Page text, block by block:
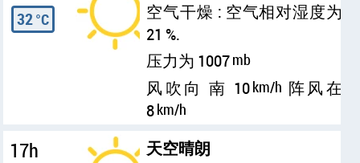
32°C
空气干燥 : 空气相对湿度为
21 %.
压力为 1007mb
风吹向 南 10km/h 阵风在
8km/h
17h
天空晴朗